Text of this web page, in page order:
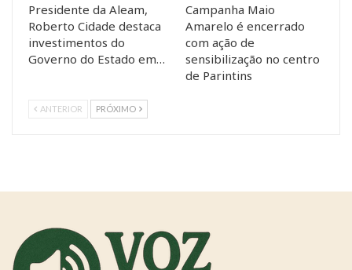
Presidente da Aleam,
Roberto Cidade destaca
investimentos do
Governo do Estado em…
Campanha Maio
Amarelo é encerrado
com ação de
sensibilização no centro
de Parintins
ANTERIOR PRÓXIMO